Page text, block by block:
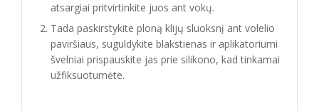
atsargiai pritvirtinkite juos ant vokų.
Tada paskirstykite ploną klijų sluoksnį ant volelio
paviršiaus, suguldykite blakstienas ir aplikatoriumi
švelniai prispauskite jas prie silikono, kad tinkamai
užfiksuotumėte.